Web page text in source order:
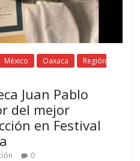
México Oaxaca
Región
Juan Pablo
del mejor
en Festival
0